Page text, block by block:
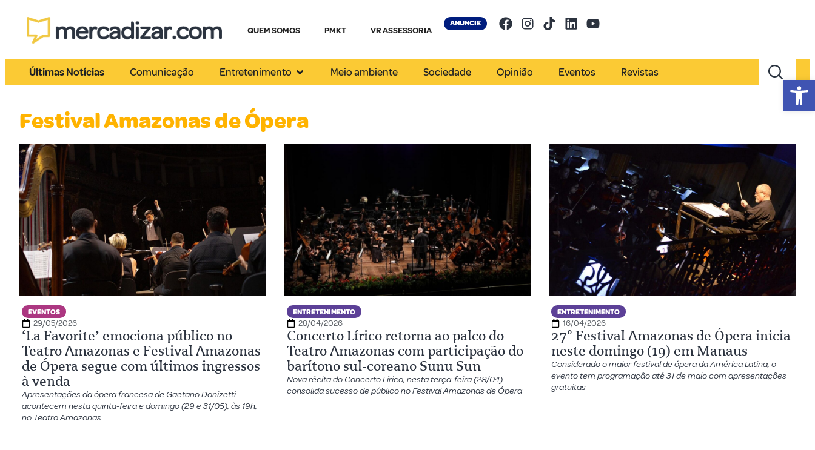
QUEM SOMOS PMKT VR ASSESSORIA
ANUNCIE
Últimas Notícias Comunicação Entretenimento Meio ambiente Sociedade Opinião Eventos Revistas
Festival Amazonas de Ópera
EVENTOS
29/05/2026
‘La Favorite’ emociona público no
Teatro Amazonas e Festival Amazonas
de Ópera segue com últimos ingressos
à venda
Apresentações da ópera francesa de Gaetano Donizetti
acontecem nesta quinta-feira e domingo (29 e 31/05), às 19h,
no Teatro Amazonas
ENTRETENIMENTO
28/04/2026
Concerto Lírico retorna ao palco do
Teatro Amazonas com participação do
barítono sul-coreano Sunu Sun
Nova récita do Concerto Lírico, nesta terça-feira (28/04)
consolida sucesso de público no Festival Amazonas de Ópera
ENTRETENIMENTO
16/04/2026
27º Festival Amazonas de Ópera inicia
neste domingo (19) em Manaus
Considerado o maior festival de ópera da América Latina, o
evento tem programação até 31 de maio com apresentações
gratuitas